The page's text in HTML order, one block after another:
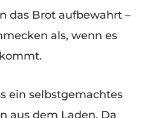
das Brot aufbewahrt –
als, wenn es
ein selbstgemachtes
aus dem Laden. Da